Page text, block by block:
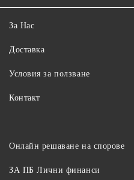
За Нас
Доставка
Условия за ползване
Контакт
Онлайн решаване на спорове
ЗА ПБ Лични финанси